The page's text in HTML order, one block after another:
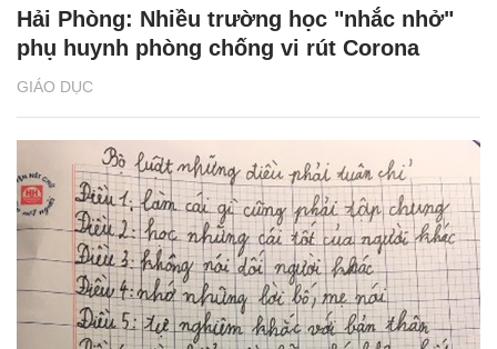
GIÁO DỤC
Hải Phòng: Nhiều trường học "nhắc nhở"
phụ huynh phòng chống vi rút Corona